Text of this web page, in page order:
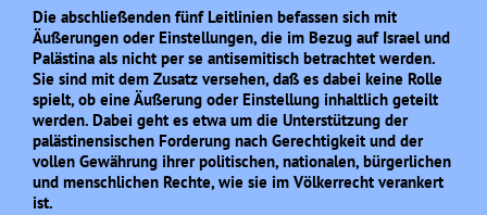
Die abschließenden fünf Leitlinien befassen sich mit
Äußerungen oder Einstellungen, die im Bezug auf Israel und
Palästina als nicht per se antisemitisch betrachtet werden.
Sie sind mit dem Zusatz versehen, daß es dabei keine Rolle
spielt, ob eine Äußerung oder Einstellung inhaltlich geteilt
werden. Dabei geht es etwa um die Unterstützung der
palästinensischen Forderung nach Gerechtigkeit und der
vollen Gewährung ihrer politischen, nationalen, bürgerlichen
und menschlichen Rechte, wie sie im Völkerrecht verankert
ist.